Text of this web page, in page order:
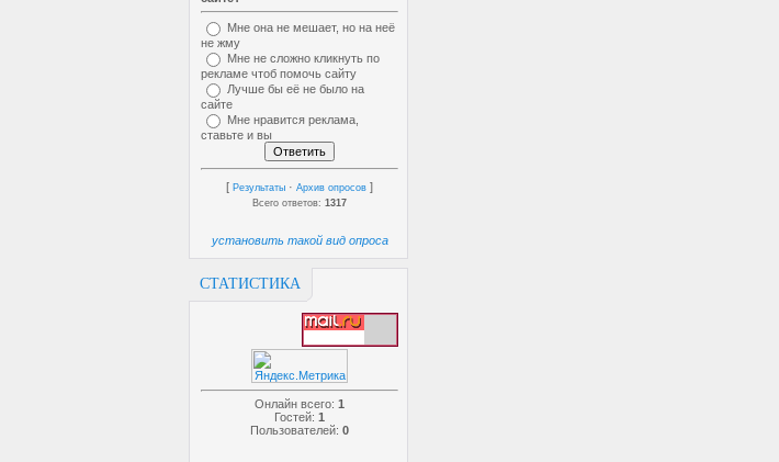
Мне она не мешает, но на неё
не жму
Мне не сложно кликнуть по
рекламе чтоб помочь сайту
Лучше бы её не было на
сайте
Мне нравится реклама,
ставьте и вы
[ Результаты · Архив опросов ]
Всего ответов: 1317
установить такой вид опроса
СТАТИСТИКА
Онлайн всего: 1
Гостей: 1
Пользователей: 0